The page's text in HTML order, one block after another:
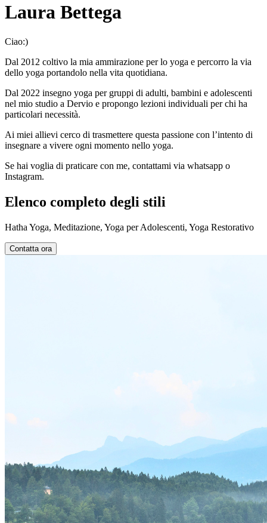
Laura Bettega
Ciao:)
Dal 2012 coltivo la mia ammirazione per lo yoga e percorro la via
dello yoga portandolo nella vita quotidiana.
Dal 2022 insegno yoga per gruppi di adulti, bambini e adolescenti
nel mio studio a Dervio e propongo lezioni individuali per chi ha
particolari necessità.
Ai miei allievi cerco di trasmettere questa passione con l’intento di
insegnare a vivere ogni momento nello yoga.
Se hai voglia di praticare con me, contattami via whatsapp o
Instagram.
Elenco completo degli stili
Hatha Yoga, Meditazione, Yoga per Adolescenti, Yoga Restorativo
Contatta ora